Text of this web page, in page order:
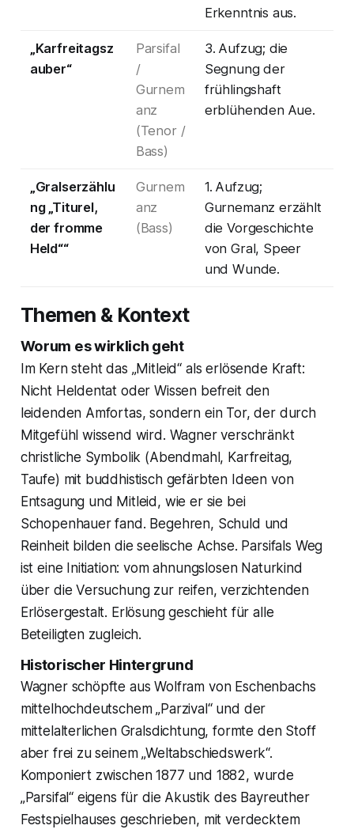
Erkenntnis aus.
„Karfreitagsz
auber“
Parsifal
/
Gurnem
anz
(Tenor /
Bass)
3. Aufzug; die
Segnung der
frühlingshaft
erblühenden Aue.
„Gralserzählu
ng „Titurel,
der fromme
Held““
Gurnem
anz
(Bass)
1. Aufzug;
Gurnemanz erzählt
die Vorgeschichte
von Gral, Speer
und Wunde.
Themen & Kontext
Worum es wirklich geht
Im Kern steht das „Mitleid“ als erlösende Kraft:
Nicht Heldentat oder Wissen befreit den
leidenden Amfortas, sondern ein Tor, der durch
Mitgefühl wissend wird. Wagner verschränkt
christliche Symbolik (Abendmahl, Karfreitag,
Taufe) mit buddhistisch gefärbten Ideen von
Entsagung und Mitleid, wie er sie bei
Schopenhauer fand. Begehren, Schuld und
Reinheit bilden die seelische Achse. Parsifals Weg
ist eine Initiation: vom ahnungslosen Naturkind
über die Versuchung zur reifen, verzichtenden
Erlösergestalt. Erlösung geschieht für alle
Beteiligten zugleich.
Historischer Hintergrund
Wagner schöpfte aus Wolfram von Eschenbachs
mittelhochdeutschem „Parzival“ und der
mittelalterlichen Gralsdichtung, formte den Stoff
aber frei zu seinem „Weltabschiedswerk“.
Komponiert zwischen 1877 und 1882, wurde
„Parsifal“ eigens für die Akustik des Bayreuther
Festspielhauses geschrieben, mit verdecktem